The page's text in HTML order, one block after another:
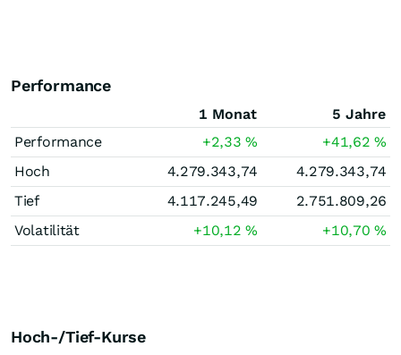
Performance
1 Monat
5 Jahre
Performance
+2,33% +41,62%
Hoch
4.279.343,74
4.279.343,74
Tief
4.117.245,49
2.751.809,26
Volatilität
+10,12% +10,70%
Hoch-/Tief-Kurse